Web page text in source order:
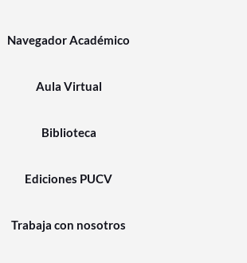
Navegador Académico
Aula Virtual
Biblioteca
Ediciones PUCV
Trabaja con nosotros